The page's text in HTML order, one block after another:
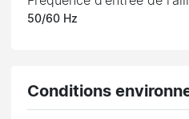
50/60 Hz
Conditions